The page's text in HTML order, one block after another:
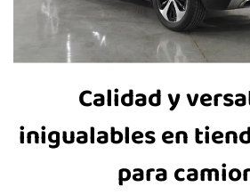
Calidad y
inigualables en
para